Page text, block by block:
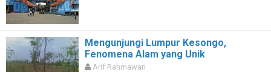
Mengunjungi Lumpur Kesongo,
Fenomena Alam yang Unik
Arif Rahmawan